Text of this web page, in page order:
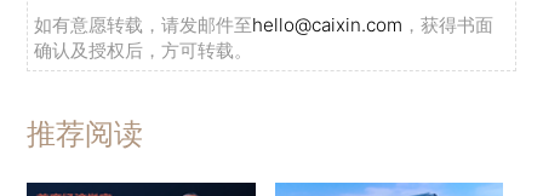
如有意愿转载，请发邮件至hello@caixin.com ，获得书面
确认及授权后，方可转载。
推荐阅读